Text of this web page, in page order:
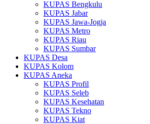
KUPAS Bengkulu
KUPAS Jabar
KUPAS Jawa-Jogja
KUPAS Metro
KUPAS Riau
KUPAS Sumbar
KUPAS Desa
KUPAS Kolom
KUPAS Aneka
KUPAS Profil
KUPAS Seleb
KUPAS Kesehatan
KUPAS Tekno
KUPAS Kiat